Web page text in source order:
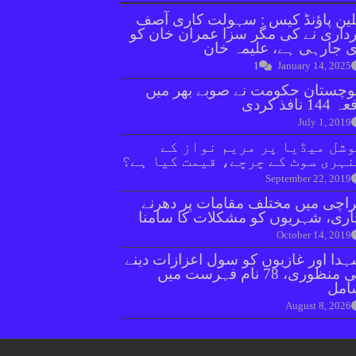
پاؤنڈ کیس : سہولت کاری آصف
نے کی مگر سزا عمران خان کو
جارہی ہے، علیمہ خان
January 14, 2025
1
حکومت نے صوبے بھر میں
نافذ کردی
July 1, 2019
میڈیا پر مریم نواز کے
سوٹ کے چرچے، قیمت کیا ہے؟
September 22, 2019
میں مختلف مقامات پر دھرنے
شہریوں کو مشکلات کا سامنا
October 14, 2019
اور غازیوں کو سول اعزازات دینے
کی منظوری، 78 نام فہرست میں
August 8, 2026